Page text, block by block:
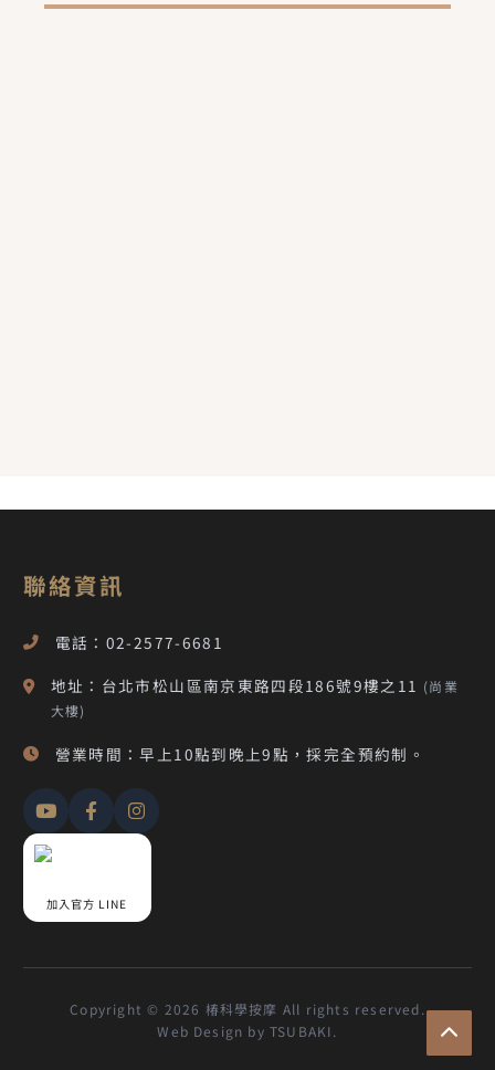
聯絡資訊
電話：02-2577-6681
地址：台北市松山區南京東路四段186號9樓之11 (尚業
大樓)
營業時間：早上10點到晚上9點，採完全預約制。
加入官方 LINE
Copyright © 2026 椿科學按摩 All rights reserved.
Web Design by TSUBAKI.